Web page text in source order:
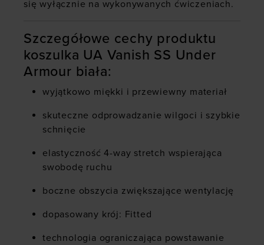
się wyłącznie na wykonywanych ćwiczeniach.
Szczegółowe cechy produktu
koszulka UA Vanish SS Under
Armour biała:
wyjątkowo miękki i przewiewny materiał
skuteczne odprowadzanie wilgoci i szybkie
schnięcie
elastyczność 4-way stretch wspierająca
swobodę ruchu
boczne obszycia zwiększające wentylację
dopasowany krój: Fitted
technologia ograniczająca powstawanie